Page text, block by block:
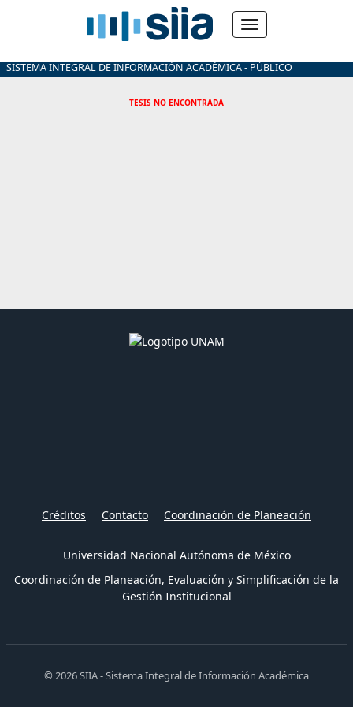
SISTEMA INTEGRAL DE INFORMACIÓN ACADÉMICA - PÚBLICO
TESIS NO ENCONTRADA
Créditos Contacto Coordinación de Planeación
Universidad Nacional Autónoma de México
Coordinación de Planeación, Evaluación y Simplificación de la
Gestión Institucional
© 2026 SIIA - Sistema Integral de Información Académica